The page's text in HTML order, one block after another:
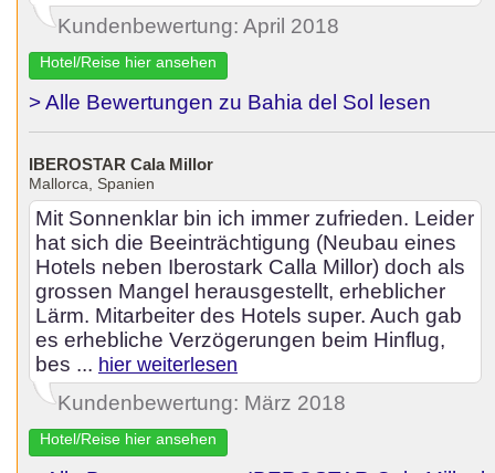
Kundenbewertung: April 2018
Hotel/Reise hier ansehen
> Alle Bewertungen zu Bahia del Sol lesen
IBEROSTAR Cala Millor
Mallorca, Spanien
Mit Sonnenklar bin ich immer zufrieden. Leider
hat sich die Beeinträchtigung (Neubau eines
Hotels neben Iberostark Calla Millor) doch als
grossen Mangel herausgestellt, erheblicher
Lärm. Mitarbeiter des Hotels super. Auch gab
es erhebliche Verzögerungen beim Hinflug,
bes ... hier weiterlesen
Kundenbewertung: März 2018
Hotel/Reise hier ansehen